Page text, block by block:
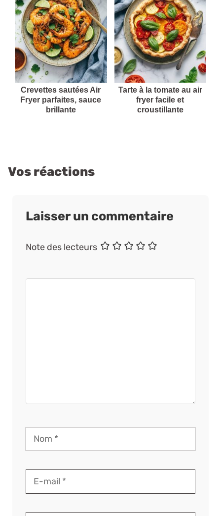
Crevettes sautées Air
Fryer parfaites, sauce
brillante
Tarte à la tomate au air
fryer facile et
croustillante
Vos réactions
Laisser un commentaire
Note des lecteurs
Nom
E-
Site